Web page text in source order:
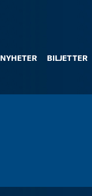
NYHETER BILJETTER